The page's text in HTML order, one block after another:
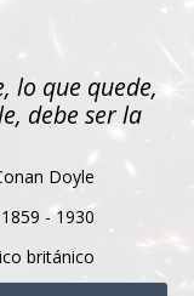
lo que quede,
debe ser la
Doyle
1859 - 1930
británico